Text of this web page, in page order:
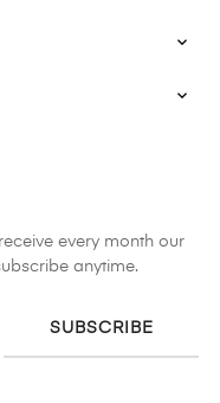


every month our
anytime.
SUBSCRIBE